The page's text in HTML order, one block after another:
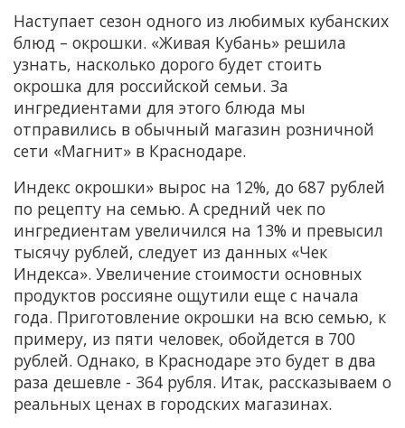
Наступает сезон одного из любимых кубанских
блюд – окрошки. «Живая Кубань» решила
узнать, насколько дорого будет стоить
окрошка для российской семьи. За
ингредиентами для этого блюда мы
отправились в обычный магазин розничной
сети «Магнит» в Краснодаре.
Индекс окрошки» вырос на 12%, до 687 рублей
по рецепту на семью. А средний чек по
ингредиентам увеличился на 13% и превысил
тысячу рублей, следует из данных «Чек
Индекса». Увеличение стоимости основных
продуктов россияне ощутили еще с начала
года. Приготовление окрошки на всю семью, к
примеру, из пяти человек, обойдется в 700
рублей. Однако, в Краснодаре это будет в два
раза дешевле - 364 рубля. Итак, рассказываем о
реальных ценах в городских магазинах.